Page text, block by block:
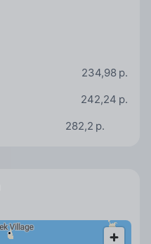
234,98 р.
242,24 р.
282,2 р.